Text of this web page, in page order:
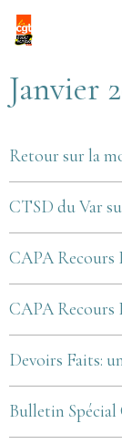
Janvier
Retour sur la
CTSD du Var
CAPA Recours
CAPA
Devoirs Faits:
Bulletin Spécial